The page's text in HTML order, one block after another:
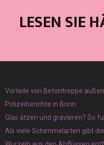
LESEN SIE
Vorteile von Betontreppe außen
Polizeiberichte in Bonn
Glas ätzen und gravieren? So
Als viele Schimmelarten gibt